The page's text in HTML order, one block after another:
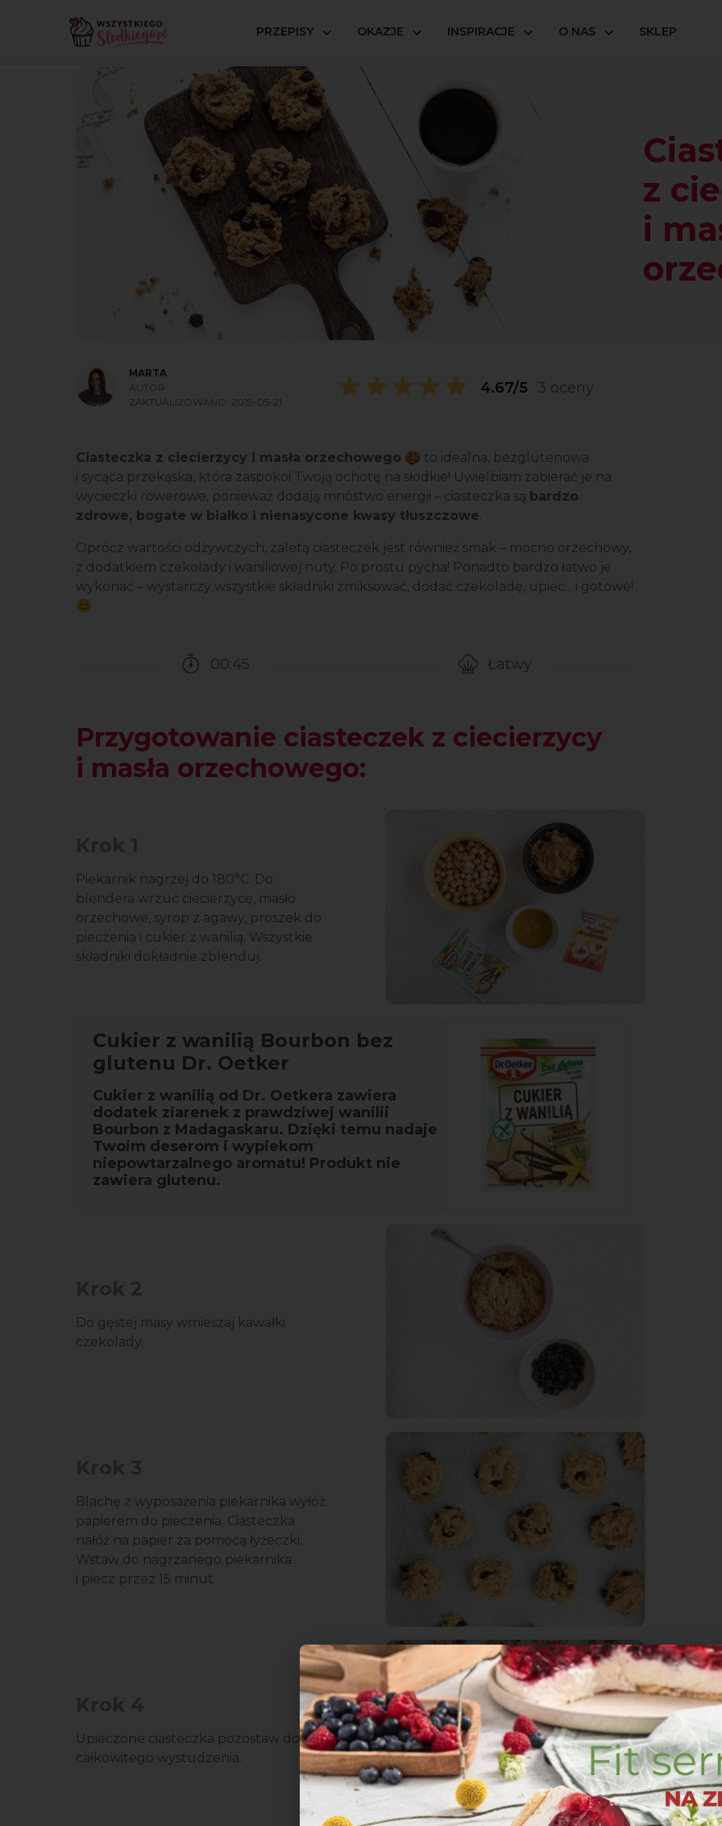
PRZEPISY OKAZJE INSPIRACJE O NAS SKLEP
Strona główna Przepisy Lżejsze/zdrowsze Ciasteczka z ciecierzycy i masła orzechowego
z
i
MARTA
AUTOR
ZAKTUALIZOWANO: 2019-05-21
4.67/5 3 oceny
Ciasteczka z ciecierzycy i masła orzechowego 🍪 to idealna, bezglutenowa
i sycąca przekąska, która zaspokoi Twoją ochotę na słodkie! Uwielbiam zabierać je na
wycieczki rowerowe, ponieważ dodają mnóstwo energii – ciasteczka są bardzo
zdrowe, bogate w białko i nienasycone kwasy tłuszczowe.
Oprócz wartości odżywczych, zaletą ciasteczek jest również smak – mocno orzechowy,
z dodatkiem czekolady i waniliowej nuty. Po prostu pycha! Ponadto bardzo łatwo je
wykonać – wystarczy wszystkie składniki zmiksować, dodać czekoladę, upiec... i gotowe!
😊
00:45
Łatwy
Przygotowanie ciasteczek z ciecierzycy
i masła orzechowego:
Piekarnik nagrzej do 180°C. Do
blendera wrzuć ciecierzycę, masło
orzechowe, syrop z agawy, proszek do
pieczenia i cukier z wanilią. Wszystkie
składniki dokładnie zblenduj.
Cukier z wanilią Bourbon bez
glutenu Dr. Oetker
Cukier z wanilią od Dr. Oetkera zawiera
dodatek ziarenek z prawdziwej wanilii
Bourbon z Madagaskaru. Dzięki temu nadaje
Twoim deserom i wypiekom
niepowtarzalnego aromatu! Produkt nie
zawiera glutenu.
Do gęstej masy wmieszaj kawałki
czekolady.
Blachę z wyposażenia piekarnika wyłóż
papierem do pieczenia. Ciasteczka
nałóż na papier za pomocą łyżeczki.
Wstaw do nagrzanego piekarnika
i piecz przez 15 minut.
Upieczone ciasteczka pozostaw do
całkowitego wystudzenia.